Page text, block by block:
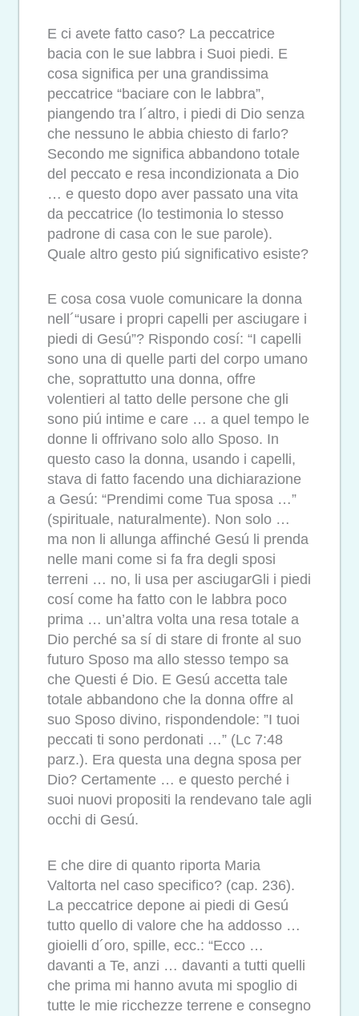
E ci avete fatto caso? La peccatrice
bacia con le sue labbra i Suoi piedi. E
cosa significa per una grandissima
peccatrice “baciare con le labbra”,
piangendo tra l´altro, i piedi di Dio senza
che nessuno le abbia chiesto di farlo?
Secondo me significa abbandono totale
del peccato e resa incondizionata a Dio
… e questo dopo aver passato una vita
da peccatrice (lo testimonia lo stesso
padrone di casa con le sue parole).
Quale altro gesto piú significativo esiste?
E cosa cosa vuole comunicare la donna
nell´“usare i propri capelli per asciugare i
piedi di Gesú”? Rispondo cosí: “I capelli
sono una di quelle parti del corpo umano
che, soprattutto una donna, offre
volentieri al tatto delle persone che gli
sono piú intime e care … a quel tempo le
donne li offrivano solo allo Sposo. In
questo caso la donna, usando i capelli,
stava di fatto facendo una dichiarazione
a Gesú: “Prendimi come Tua sposa …”
(spirituale, naturalmente). Non solo …
ma non li allunga affinché Gesú li prenda
nelle mani come si fa fra degli sposi
terreni … no, li usa per asciugarGli i piedi
cosí come ha fatto con le labbra poco
prima … un’altra volta una resa totale a
Dio perché sa sí di stare di fronte al suo
futuro Sposo ma allo stesso tempo sa
che Questi é Dio. E Gesú accetta tale
totale abbandono che la donna offre al
suo Sposo divino, rispondendole: ”I tuoi
peccati ti sono perdonati …” (Lc 7:48
parz.). Era questa una degna sposa per
Dio? Certamente … e questo perché i
suoi nuovi propositi la rendevano tale agli
occhi di Gesú.
E che dire di quanto riporta Maria
Valtorta nel caso specifico? (cap. 236).
La peccatrice depone ai piedi di Gesú
tutto quello di valore che ha addosso …
gioielli d´oro, spille, ecc.: “Ecco …
davanti a Te, anzi … davanti a tutti quelli
che prima mi hanno avuta mi spoglio di
tutte le mie ricchezze terrene e consegno